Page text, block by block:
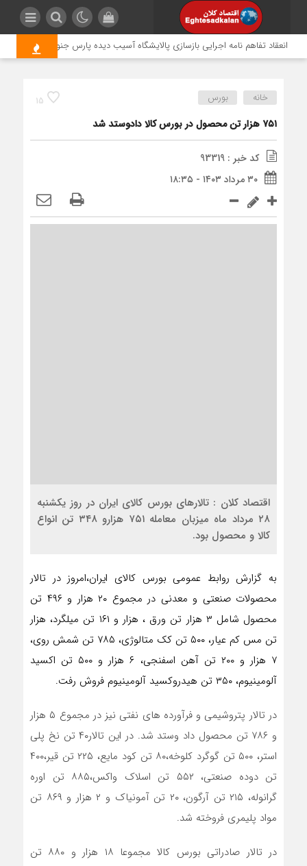
انعقاد تفاهم نامه اجرایی بازسازی پالایشگاه آسیب دیده پارس جنوبی
15 خانه بورس
۷۵۱ هزار تن محصول در بورس کالا دادوستد شد
کد خبر : 93319
۳۰ مرداد ۱۴۰۳ - ۱۸:۳۵
اقتصاد کلان : تالارهای بورس کالای ایران در روز یکشنبه
۲۸ مرداد ماه میزبان معامله ۷۵۱ هزارو ۳۴۸ تن انواع
کالا و محصول بود.
به گزارش روابط عمومی بورس کالای ایران،امروز در تالار
محصولات صنعتی و معدنی در مجموع ۲۰ هزار و ۴۹۶ تن
محصول شامل ۳ هزار تن ورق ، هزار و ۱۶۱ تن میلگرد، هزار
تن مس کم عیار، ۵۰۰ تن کک متالوژی، ۷۸۵ تن شمش روی،
۷ هزار و ۲۰۰ تن آهن اسفنجی، ۶ هزار و ۵۰۰ تن اکسید
آلومینیوم، ۳۵۰ تن هیدروکسید آلومینیوم فروش رفت.
در تالار پتروشیمی و فرآورده های نفتی نیز در مجموع ۵ هزار
و ۷۸۶ تن محصول داد وستد شد. در این تالار۴۰ تن نخ پلی
استر، ۵۰۰ تن گوگرد کلوخه،۸۰ تن کود مایع، ۲۲۵ تن قیر،۴۰۰
تن دوده صنعتی، ۵۵۲ تن اسلاک واکس،۸۸۵ تن اوره
گرانوله، ۲۱۵ تن آرگون، ۲۰ تن آمونیاک و ۲ هزار و ۸۶۹ تن
مواد پلیمری فروخته شد.
در تالار صادراتی بورس کالا مجموعا ۱۸ هزار و ۸۸۰ تن